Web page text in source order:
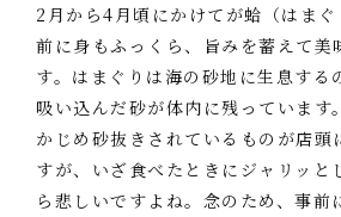
2月から4月頃にかけてが蛤（はま
前に身もふっくら、旨みを蓄えて美
す。はまぐりは海の砂地に生息する
吸い込んだ砂が体内に残っています
かじめ砂抜きされているものが店頭
すが、いざ食べたときにジャリッと
ら悲しいですよね。念のため、事前